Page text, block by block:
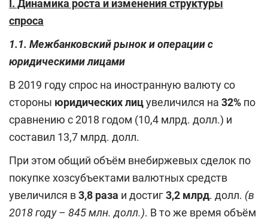
I. Динамика роста и изменения структуры
спроса
1.1. Межбанковский рынок и операции с
юридическими лицами
В 2019 году спрос на иностранную валюту со
стороны юридических лицувеличился на 32% по
сравнению с 2018 годом (10,4 млрд. долл.) и
составил 13,7 млрд. долл.
При этом общий объём внебиржевых сделок по
покупке хозсубъектами валютных средств
увеличился в3,8 раза и достиг3,2 млрд. долл. (в
2018 году – 845 млн. долл.). В то же время объём